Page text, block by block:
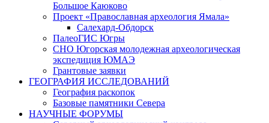
Большое Каюково
Проект «Православная археология Ямала»
Салехард-Обдорск
ПалеоГИС Югры
СНО Югорская молодежная археологическая
экспедиция ЮМАЭ
Грантовые заявки
ГЕОГРАФИЯ ИССЛЕДОВАНИЙ
География раскопок
Базовые памятники Севера
НАУЧНЫЕ ФОРУМЫ